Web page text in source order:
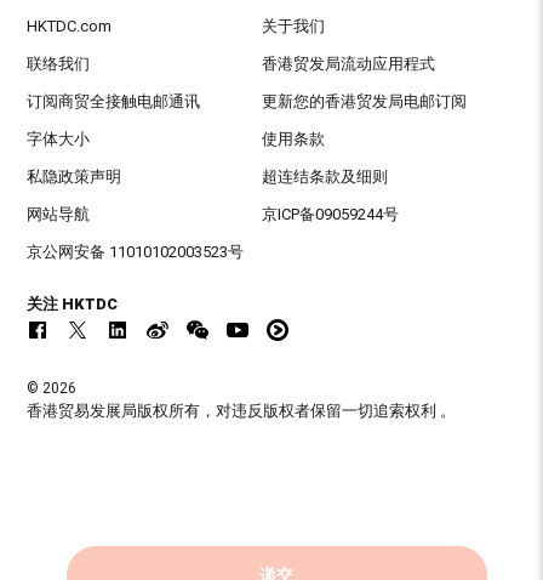
递交
HKTDC.com 关于我们
联络我们 香港贸发局流动应用程式
订阅商贸全接触电邮通讯 更新您的香港贸发局电邮订阅
字体大小 使用条款
私隐政策声明 超连结条款及细则
网站导航 京ICP备09059244号
京公网安备 11010102003523号
关注 HKTDC
© 2026
香港贸易发展局版权所有，对违反版权者保留一切追索权利 。